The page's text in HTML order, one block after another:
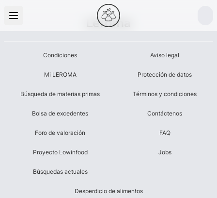
Leroma
Condiciones
Mi LEROMA
Búsqueda de materias primas
Bolsa de excedentes
Foro de valoración
Proyecto Lowinfood
Búsquedas actuales
Aviso legal
Protección de datos
Términos y condiciones
Contáctenos
FAQ
Jobs
Desperdicio de alimentos